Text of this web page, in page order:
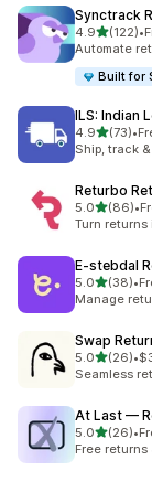
Synctrack
4.9เต็ม 5 ดาว
(122)
ทั้งหมด 122 รี
•
Automate
Built for
ILS: Indian
4.9เต็ม 5 ดาว
(73)
ทั้งหมด 73 รีวิว
•
Ship, track
Returbo
5.0เต็ม 5 ดาว
(86)
ทั้งหมด 86 รีวิ
•
Turn
E‑stebdal
5.0เต็ม 5 ดาว
(38)
ทั้งหมด 38 รีวิว
•
Manage
Swap
5.0เต็ม 5 ดาว
(26)
ทั้งหมด 26 รีวิว
•
Seamless
At Last —
5.0เต็ม 5 ดาว
(26)
ทั้งหมด 26 รีวิว
•
Free